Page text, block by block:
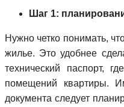
Шаг 1:
Нужно четко понимать,
жилье. Это удобнее
технический паспорт,
помещений квартиры.
документа следует